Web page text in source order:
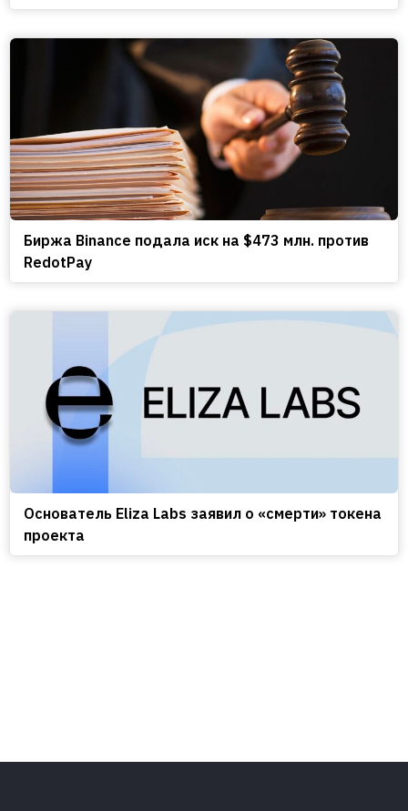
Биржа Binance подала иск на $473 млн. против
RedotPay
Основатель Eliza Labs заявил о «смерти» токена
проекта